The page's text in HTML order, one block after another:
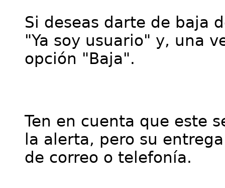
Si deseas darte de baja
"Ya soy usuario" y, una
opción "Baja".
Ten en cuenta que este
la alerta, pero su
de correo o telefonía.